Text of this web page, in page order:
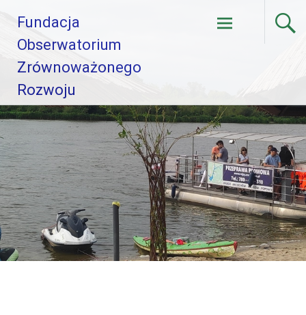
content
Fundacja
Obserwatorium
Zrównoważonego
Rozwoju